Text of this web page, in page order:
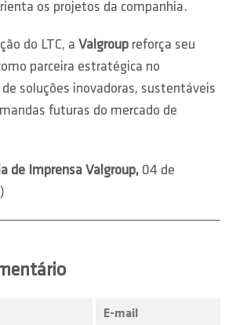
os projetos da companhia.
do LTC, a Valgroup reforça seu
parceira estratégica no
soluções inovadoras, sustentáveis
futuras do mercado de
de Imprensa Valgroup, 04 de